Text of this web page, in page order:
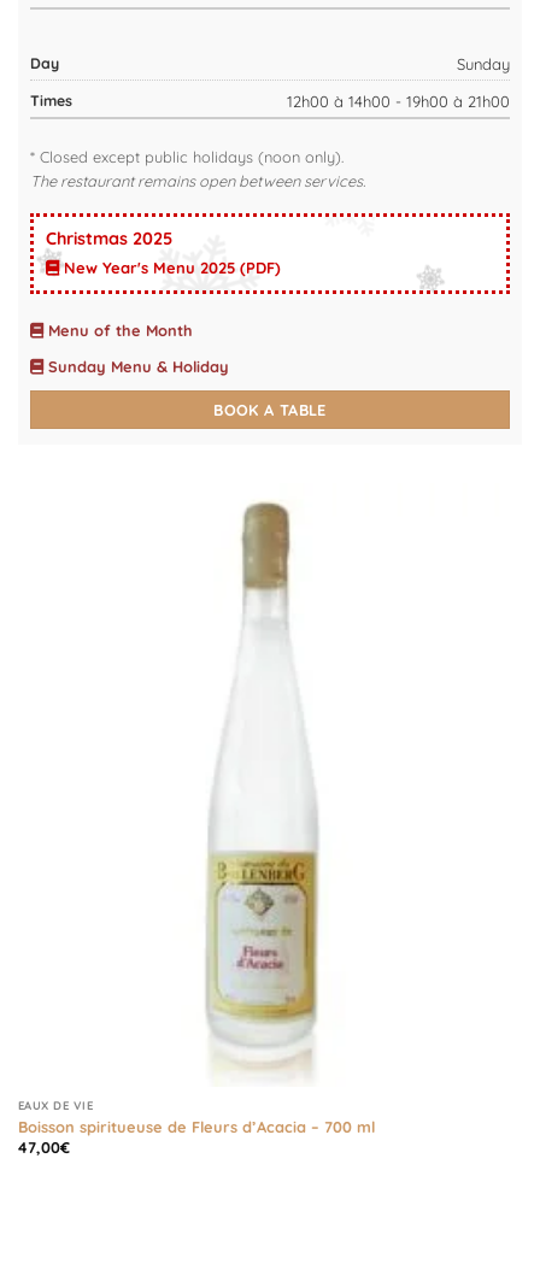
Sunday
12h00 à 14h00 - 19h00 à 21h00
* Closed except public holidays (noon only).
The restaurant remains open between services.
Christmas 2025
New Year's Menu 2025 (PDF)
Menu of the Month
Sunday Menu & Holiday
BOOK A TABLE
EAUX DE VIE
Boisson spiritueuse de Fleurs d’Acacia – 700 ml
47,00€